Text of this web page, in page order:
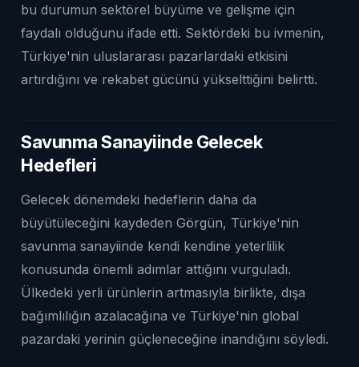
bu durumun sektörel büyüme ve gelişme için
faydalı olduğunu ifade etti. Sektördeki bu ivmenin,
Türkiye'nin uluslararası pazarlardaki etkisini
artırdığını ve rekabet gücünü yükselttiğini belirtti.
Savunma Sanayiinde Gelecek
Hedefleri
Gelecek dönemdeki hedeflerin daha da
büyütüleceğini kaydeden Görgün, Türkiye'nin
savunma sanayiinde kendi kendine yeterlilik
konusunda önemli adımlar attığını vurguladı.
Ülkedeki yerli ürünlerin artmasıyla birlikte, dışa
bağımlılığın azalacağına ve Türkiye'nin global
pazardaki yerinin güçleneceğine inandığını söyledi.